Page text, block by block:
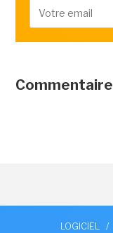
Commentaire
LOGICIEL /